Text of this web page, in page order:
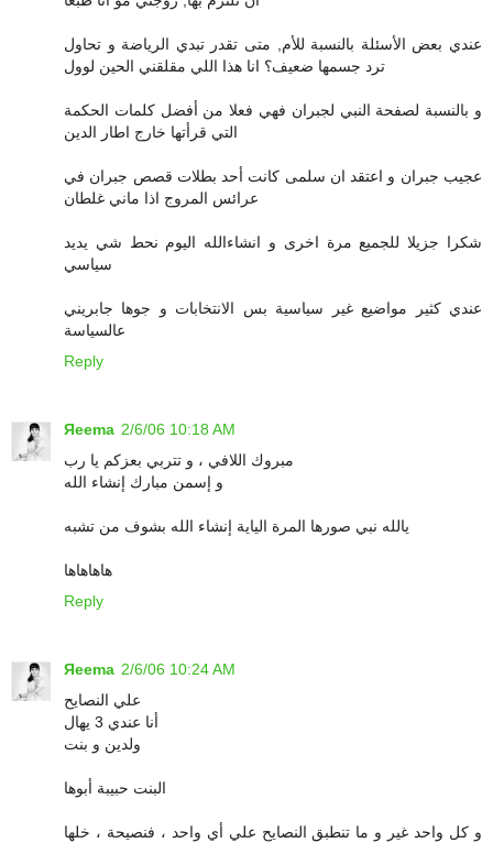
عندي بعض الأسئلة بالنسبة للأم, متى تقدر تبدي الرياضة و تحاول
ترد جسمها ضعيف؟ انا هذا اللي مقلقني الحين لوول
و بالنسبة لصفحة النبي لجبران فهي فعلا من أفضل كلمات الحكمة
التي قرأتها خارج اطار الدين
عجيب جبران و اعتقد ان سلمى كانت أحد بطلات قصص جبران في
عرائس المروج اذا ماني غلطان
شكرا جزيلا للجميع مرة اخرى و انشاءالله اليوم نحط شي يديد
سياسي
عندي كثير مواضيع غير سياسية بس الانتخابات و جوها جابريني
عالسياسة
Reply
Яeema 2/6/06 10:18 AM
مبروك اللافي ، و تتربي بعزكم يا رب
و إسمن مبارك إنشاء الله
يالله نبي صورها المرة الياية إنشاء الله بشوف من تشبه
هاهاهاها
Reply
Яeema 2/6/06 10:24 AM
علي النصايح
أنا عندي 3 يهال
ولدين و بنت
البنت حبيبة أبوها
و كل واحد غير و ما تنطبق النصايح علي أي واحد ، فنصيحة ، خلها